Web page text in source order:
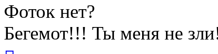
Фоток нет?
Бегемот!!! Ты меня не